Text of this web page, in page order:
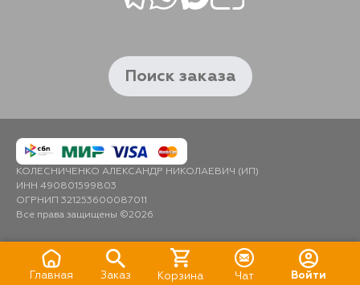
Поиск заказа
КОЛЕСНИЧЕНКО АЛЕКСАНДР НИКОЛАЕВИЧ (ИП)
ИНН 490801599803
ОГРНИП 321253600087011
Все права защищены ©2026
Главная Заказ Корзина Чат Войти